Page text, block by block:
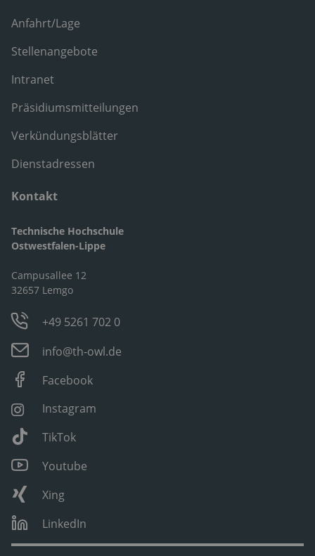
Anfahrt/Lage
Stellenangebote
Intranet
Präsidiumsmitteilungen
Verkündungsblätter
Dienstadressen
Kontakt
Technische Hochschule
Ostwestfalen-Lippe
Campusallee 12
32657 Lemgo
+49 5261 702 0
info@th-owl.de
Facebook
Instagram
TikTok
Youtube
Xing
LinkedIn